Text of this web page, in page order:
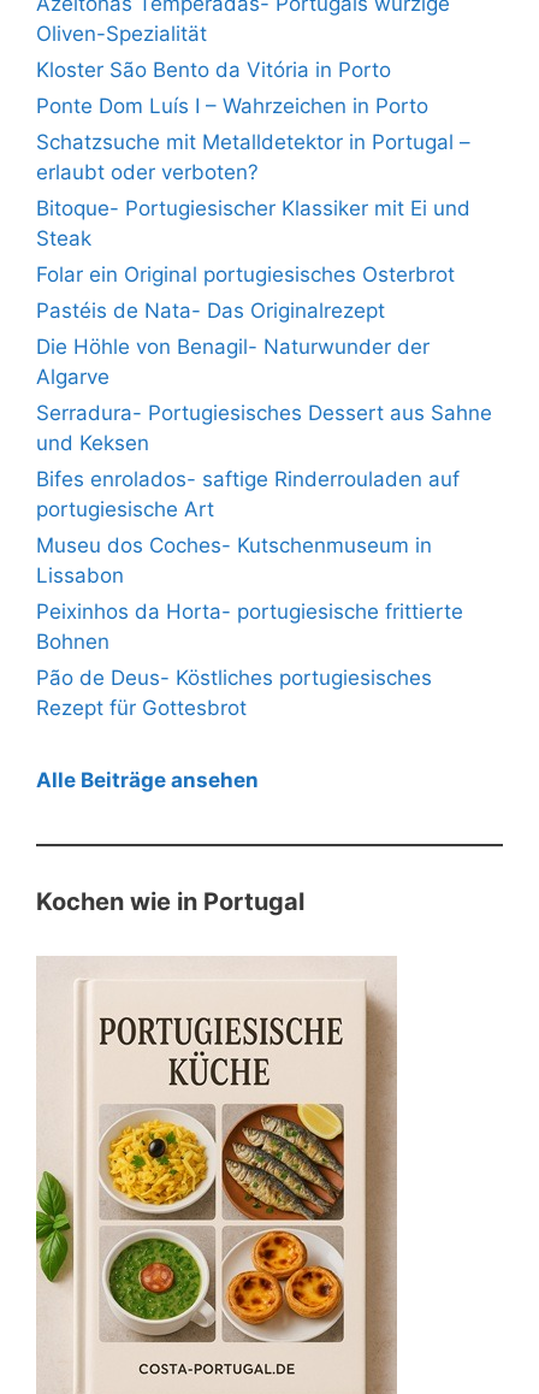
Oliven-Spezialität
Kloster São Bento da Vitória in Porto
Ponte Dom Luís I – Wahrzeichen in Porto
Schatzsuche mit Metalldetektor in Portugal –
erlaubt oder verboten?
Bitoque- Portugiesischer Klassiker mit Ei und
Steak
Folar ein Original portugiesisches Osterbrot
Pastéis de Nata- Das Originalrezept
Die Höhle von Benagil- Naturwunder der
Algarve
Serradura- Portugiesisches Dessert aus Sahne
und Keksen
Bifes enrolados- saftige Rinderrouladen auf
portugiesische Art
Museu dos Coches- Kutschenmuseum in
Lissabon
Peixinhos da Horta- portugiesische frittierte
Bohnen
Pão de Deus- Köstliches portugiesisches
Rezept für Gottesbrot
Alle Beiträge ansehen
Kochen wie in Portugal